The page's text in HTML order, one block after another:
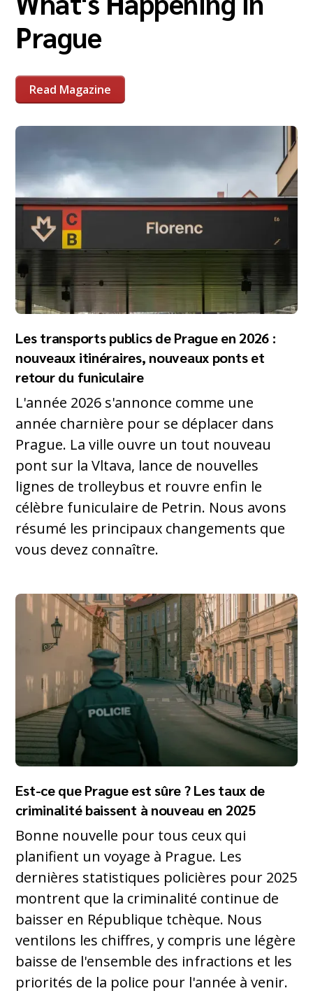
Prague
Read Magazine
Les transports publics de Prague en 2026 :
nouveaux itinéraires, nouveaux ponts et
retour du funiculaire
L'année 2026 s'annonce comme une
année charnière pour se déplacer dans
Prague. La ville ouvre un tout nouveau
pont sur la Vltava, lance de nouvelles
lignes de trolleybus et rouvre enfin le
célèbre funiculaire de Petrin. Nous avons
résumé les principaux changements que
vous devez connaître.
Est-ce que Prague est sûre ? Les taux de
criminalité baissent à nouveau en 2025
Bonne nouvelle pour tous ceux qui
planifient un voyage à Prague. Les
dernières statistiques policières pour 2025
montrent que la criminalité continue de
baisser en République tchèque. Nous
ventilons les chiffres, y compris une légère
baisse de l'ensemble des infractions et les
priorités de la police pour l'année à venir.